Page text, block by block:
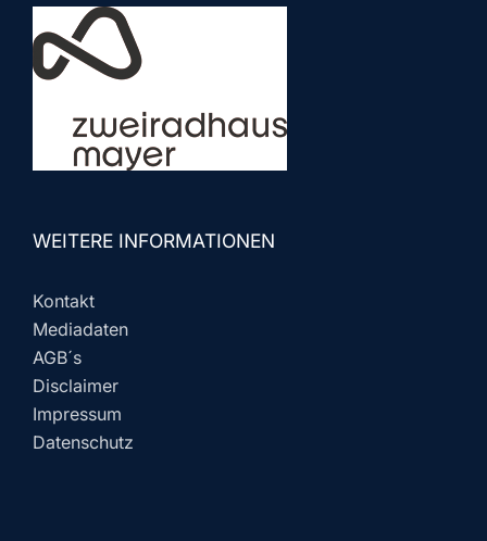
WEITERE INFORMATIONEN
Kontakt
Mediadaten
AGB´s
Disclaimer
Impressum
Datenschutz